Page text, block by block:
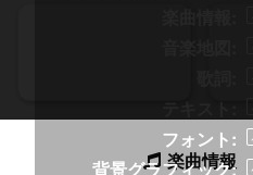
フォント
背景グラフィック
楽曲情報